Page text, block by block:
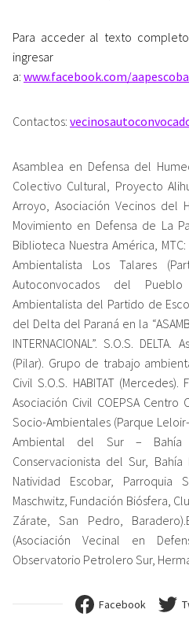
Para acceder al texto
ingresar
a: www.facebook.com/aapescoba
Contactos:
Asamblea en Defensa del
Colectivo Cultural, Proyecto
Arroyo, Asociación Vecinos del
Movimiento en Defensa de La
Biblioteca Nuestra América,
Ambientalista Los Talares
Autoconvocados del
Ambientalista del Partido de
del Delta del Paraná en la
INTERNACIONAL”. S.O.S.
(Pilar). Grupo de trabajo
Civil S.O.S. HABITAT (Mercedes).
Asociación Civil COEPSA
Socio-Ambientales (Parque
Ambiental del Sur – Bahía
Conservacionista del Sur, Bahía
Natividad Escobar, Parroquia
Maschwitz, Fundación Biósfera,
Zárate, San Pedro,
(Asociación Vecinal en
Observatorio Petrolero Sur,
Facebook